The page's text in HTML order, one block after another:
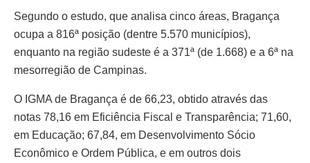
Segundo o estudo, que analisa cinco áreas, Bragança
ocupa a 816ª posição (dentre 5.570 municípios),
enquanto na região sudeste é a 371ª (de 1.668) e a 6ª na
mesorregião de Campinas.
O IGMA de Bragança é de 66,23, obtido através das
notas 78,16 em Eficiência Fiscal e Transparência; 71,60,
em Educação; 67,84, em Desenvolvimento Sócio
Econômico e Ordem Pública, e em outros dois